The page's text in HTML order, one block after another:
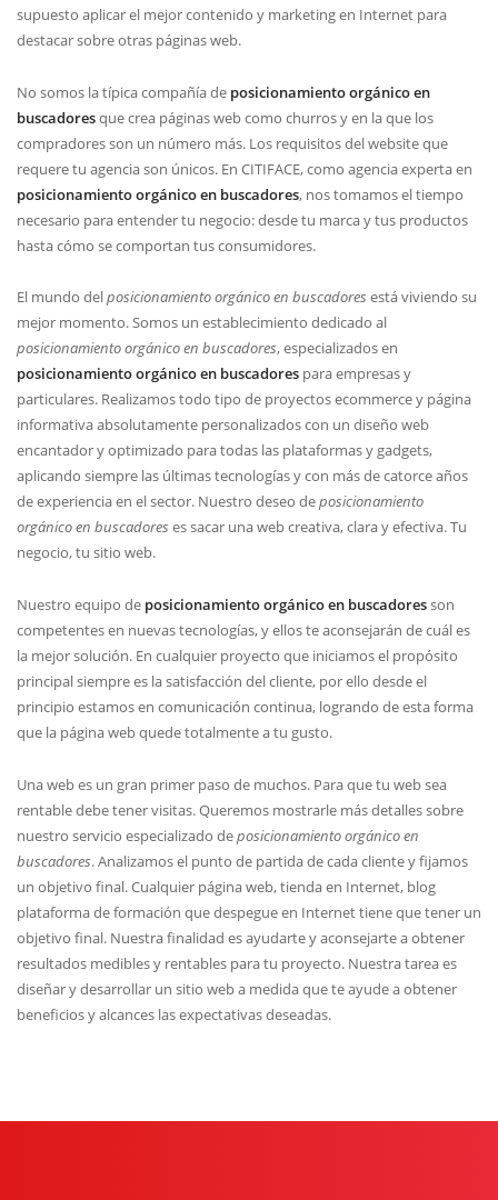
supuesto aplicar el mejor contenido y marketing en Internet para
destacar sobre otras páginas web.
No somos la típica compañía de posicionamiento orgánico en
buscadoresque crea páginas web como churros y en la que los
compradores son un número más. Los requisitos del website que
requere tu agencia son únicos. En CITIFACE, como agencia experta en
posicionamiento orgánico en buscadores, nos tomamos el tiempo
necesario para entender tu negocio: desde tu marca y tus productos
hasta cómo se comportan tus consumidores.
El mundo delposicionamiento orgánico en buscadores está viviendo su
mejor momento. Somos un establecimiento dedicado al
posicionamiento orgánico en buscadores, especializados en
posicionamiento orgánico en buscadores para empresas y
particulares. Realizamos todo tipo de proyectos ecommerce y página
informativa absolutamente personalizados con un diseño web
encantador y optimizado para todas las plataformas y gadgets,
aplicando siempre las últimas tecnologías y con más de catorce años
de experiencia en el sector. Nuestro deseo deposicionamiento
orgánico en buscadores es sacar una web creativa, clara y efectiva. Tu
negocio, tu sitio web.
Nuestro equipo de posicionamiento orgánico en buscadoresson
competentes en nuevas tecnologí­as, y ellos te aconsejarán de cuál es
la mejor solución. En cualquier proyecto que iniciamos el propósito
principal siempre es la satisfacción del cliente, por ello desde el
principio estamos en comunicación continua, logrando de esta forma
que la página web quede totalmente a tu gusto.
Una web es un gran primer paso de muchos. Para que tu web sea
rentable debe tener visitas. Queremos mostrarle más detalles sobre
nuestro servicio especializado deposicionamiento orgánico en
buscadores. Analizamos el punto de partida de cada cliente y fijamos
un objetivo final. Cualquier página web, tienda en Internet, blog
plataforma de formación que despegue en Internet tiene que tener un
objetivo final. Nuestra finalidad es ayudarte y aconsejarte a obtener
resultados medibles y rentables para tu proyecto. Nuestra tarea es
diseñar y desarrollar un sitio web a medida que te ayude a obtener
beneficios y alcances las expectativas deseadas.